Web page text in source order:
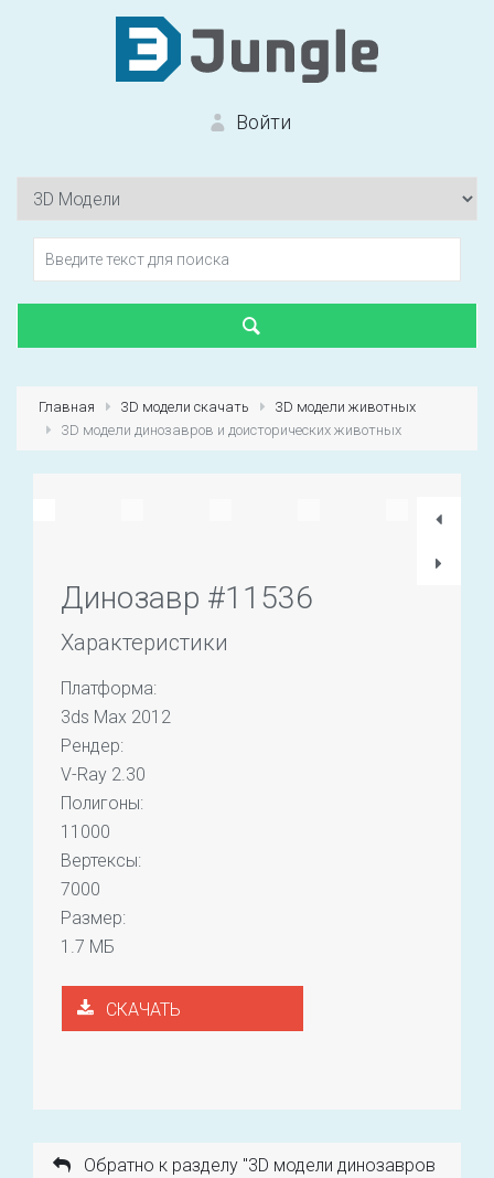
Войти
Первый раз? Зарегистрироваться
Главная 3D модели скачать
3D модели животных
3D модели динозавров и доисторических животных
Динозавр #11536
Характеристики
Платформа:
3ds Max 2012
Рендер:
V-Ray 2.30
Полигоны:
11000
Вертексы:
7000
Размер:
1.7 МБ
СКАЧАТЬ
Обратно к разделу "3D модели динозавров